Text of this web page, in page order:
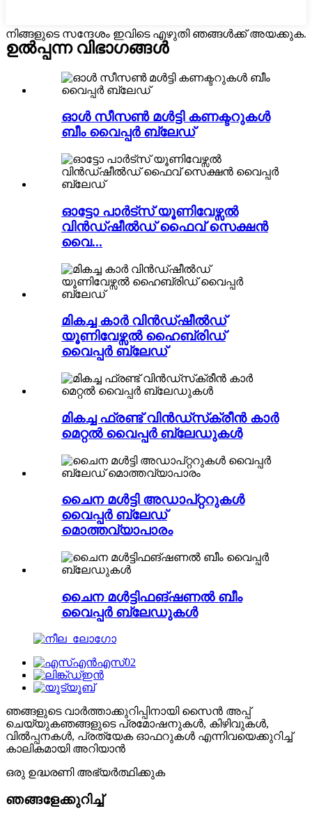
നിങ്ങളുടെ സന്ദേശം ഇവിടെ എഴുതി ഞങ്ങൾക്ക് അയക്കുക.
ഉൽപ്പന്ന വിഭാഗങ്ങൾ
ഓൾ സീസൺ മൾട്ടി കണക്ടറുകൾ
ബീം വൈപ്പർ ബ്ലേഡ്
ഓട്ടോ പാർട്സ് യൂണിവേഴ്സൽ
വിൻഡ്ഷീൽഡ് ഫൈവ് സെക്ഷൻ
വൈ...
മികച്ച കാർ വിൻഡ്ഷീൽഡ്
യൂണിവേഴ്സൽ ഹൈബ്രിഡ്
വൈപ്പർ ബ്ലേഡ്
മികച്ച ഫ്രണ്ട് വിൻഡ്‌സ്‌ക്രീൻ കാർ
മെറ്റൽ വൈപ്പർ ബ്ലേഡുകൾ
ചൈന മൾട്ടി അഡാപ്റ്ററുകൾ
വൈപ്പർ ബ്ലേഡ്
മൊത്തവ്യാപാരം
ചൈന മൾട്ടിഫങ്ഷണൽ ബീം
വൈപ്പർ ബ്ലേഡുകൾ
ഞങ്ങളുടെ വാർത്താക്കുറിപ്പിനായി സൈൻ അപ്പ്
ചെയ്യുകഞങ്ങളുടെ പ്രമോഷനുകൾ, കിഴിവുകൾ,
വിൽപ്പനകൾ, പ്രത്യേക ഓഫറുകൾ എന്നിവയെക്കുറിച്ച്
കാലികമായി അറിയാൻ
ഒരു ഉദ്ധരണി അഭ്യർത്ഥിക്കുക
ഞങ്ങളേക്കുറിച്ച്